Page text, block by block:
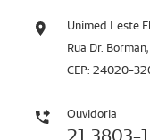
Unimed Leste
Rua Dr.
CEP: 24020-
Ouvidoria